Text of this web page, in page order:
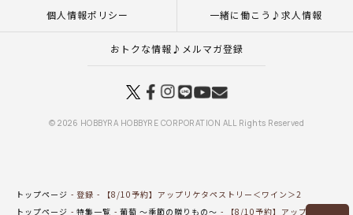
個人情報ポリシー 一緒に働こう♪求人情報
おトクな情報♪メルマガ登録
© 2026 HOBBYRA HOBBYRE CORPORATION ALL Rights Reserved
トップページ 登録
【8/10予約】アップリケタペストリー＜ワイン＞2
トップページ
特集一覧 葡萄 ～季節の贈りもの～ 【8/10予約】アップリケタペ